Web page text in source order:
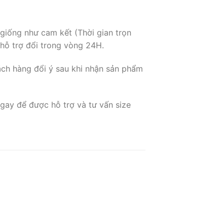
như cam kết (Thời gian trọn
trợ đổi trong vòng 24H.
hàng đổi ý sau khi nhận sản phẩm
để được hỗ trợ và tư vấn size